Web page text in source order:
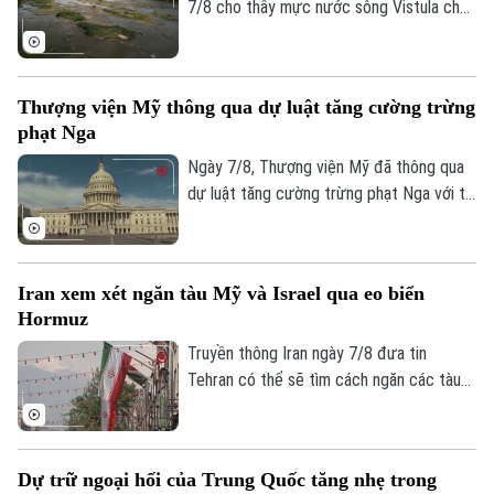
Liên hệ đường dây nóng (bấm để gọi)
Tòa soạn Tòa soạn
7/8 cho thấy mực nước sông Vistula chảy
Thượng viện Mỹ thông qua dự luật tăng cường trừng
phạt Nga
Ngày 7/8, Thượng viện Mỹ đã thông qua
dự luật tăng cường trừng phạt Nga với tỷ
Iran xem xét ngăn tàu Mỹ và Israel qua eo biển
Hormuz
Truyền thông Iran ngày 7/8 đưa tin
Tehran có thể sẽ tìm cách ngăn các tàu
lược này cho hoạt động thương mại.
Dự trữ ngoại hối của Trung Quốc tăng nhẹ trong